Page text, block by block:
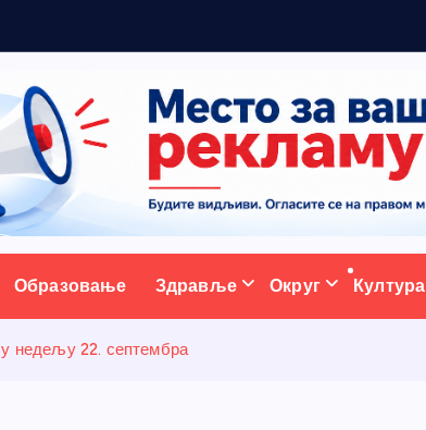
портал
Образовање Здравље Округ Култура
недељу 22. септембра